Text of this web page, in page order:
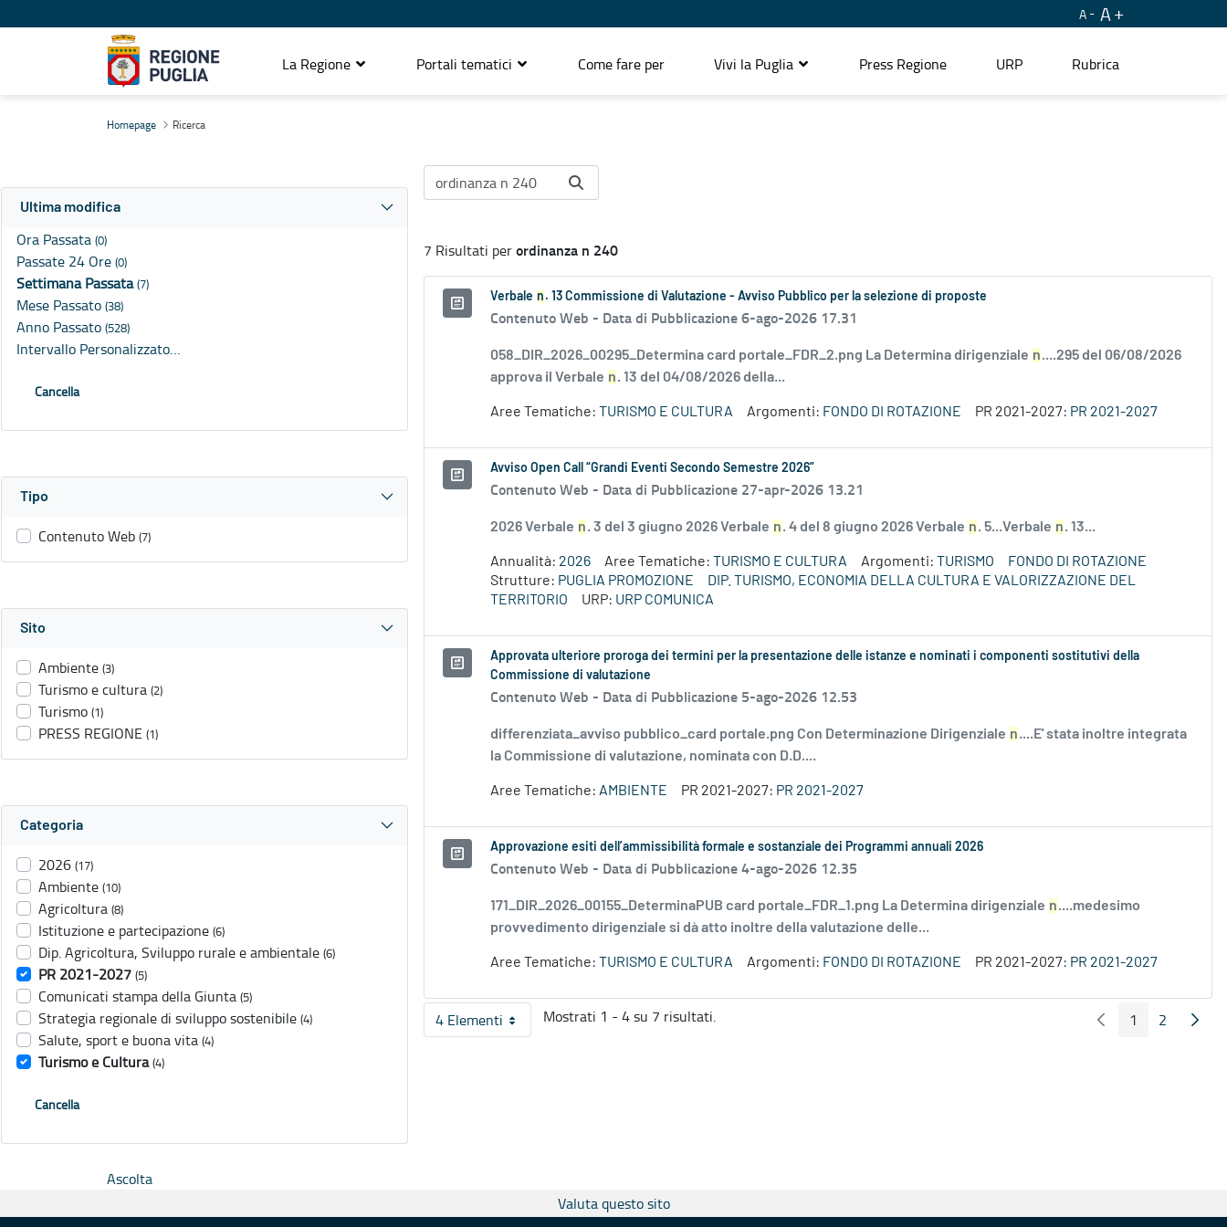
A A
La Regione Portali tematici Come fare per Vivi la Puglia Press Regione URP Rubrica
Homepage Ricerca
Ultima modifica
Ora Passata (0)
Passate 24 Ore (0)
Settimana Passata(7)
Mese Passato (38)
Anno Passato (528)
Intervallo Personalizzato…
Cancella
Tipo
Contenuto Web (7)
Sito
Ambiente (3)
Turismo e cultura (2)
Turismo (1)
PRESS REGIONE (1)
Categoria
2026 (17)
Ambiente (10)
Agricoltura (8)
Istituzione e partecipazione (6)
Dip. Agricoltura, Sviluppo rurale e ambientale (6)
PR 2021-2027 (5)
Comunicati stampa della Giunta (5)
Strategia regionale di sviluppo sostenibile (4)
Salute, sport e buona vita (4)
Turismo e Cultura (4)
Cancella
7 Risultati perordinanza n 240
Verbale n . 13 Commissione di Valutazione - Avviso Pubblico per la selezione di proposte
Contenuto Web - Data di Pubblicazione 6-ago-2026 17.31
058_DIR_2026_00295_Determina card portale_FDR_2.png La Determina dirigenziale n....295 del 06/08/2026
approva il Verbale n. 13 del 04/08/2026 della...
Aree Tematiche: TURISMO E CULTURA Argomenti: FONDO DI ROTAZIONE PR 2021-2027: PR 2021-2027
Avviso Open Call “Grandi Eventi Secondo Semestre 2026”
Contenuto Web - Data di Pubblicazione 27-apr-2026 13.21
2026 Verbale n. 3 del 3 giugno 2026 Verbale n. 4 del 8 giugno 2026 Verbale n. 5...Verbale n. 13...
Annualità: 2026 Aree Tematiche: TURISMO E CULTURA Argomenti: TURISMO
FONDO DI ROTAZIONE
Strutture: PUGLIA PROMOZIONE
DIP. TURISMO, ECONOMIA DELLA CULTURA E VALORIZZAZIONE DEL
TERRITORIO
URP: URP COMUNICA
Approvata ulteriore proroga dei termini per la presentazione delle istanze e nominati i componenti sostitutivi della
Commissione di valutazione
Contenuto Web - Data di Pubblicazione 5-ago-2026 12.53
differenziata_avviso pubblico_card portale.png Con Determinazione Dirigenziale n....E' stata inoltre integrata
la Commissione di valutazione, nominata con D.D....
Aree Tematiche: AMBIENTE PR 2021-2027: PR 2021-2027
Approvazione esiti dell’ammissibilità formale e sostanziale dei Programmi annuali 2026
Contenuto Web - Data di Pubblicazione 4-ago-2026 12.35
171_DIR_2026_00155_DeterminaPUB card portale_FDR_1.png La Determina dirigenziale n....medesimo
provvedimento dirigenziale si dà atto inoltre della valutazione delle...
Aree Tematiche: TURISMO E CULTURA Argomenti: FONDO DI ROTAZIONE PR 2021-2027: PR 2021-2027
4 ElementiPer pagina
Mostrati 1 - 4 su 7 risultati. Pagina Precedente
Pagina
1 Pagina
2
Ascolta
Valuta questo sito